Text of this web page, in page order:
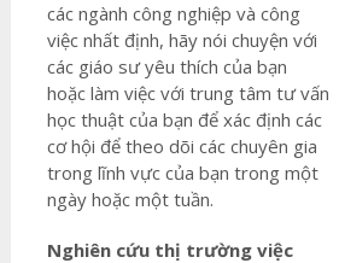
các ngành công nghiệp và công
việc nhất định, hãy nói chuyện với
các giáo sư yêu thích của bạn
hoặc làm việc với trung tâm tư vấn
học thuật của bạn để xác định các
cơ hội để theo dõi các chuyên gia
trong lĩnh vực của bạn trong một
ngày hoặc một tuần.
Nghiên cứu thị trường việc